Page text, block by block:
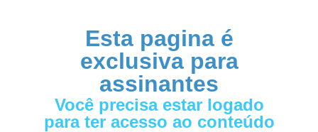
Esta pagina é
exclusiva para
assinantes
Você precisa estar logado
para ter acesso ao conteúdo